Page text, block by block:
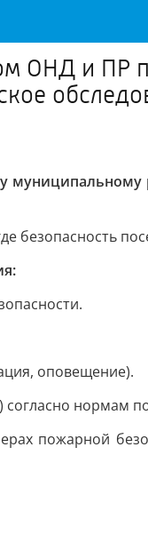
ОНД и ПР
безопасность
оповещение).
согласно нормам
пожарной